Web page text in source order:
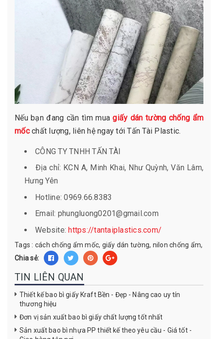
Nếu bạn đang cần tìm muagiấy dán tường chống ẩm
mốc chất lượng, liên hệ ngay tới Tấn Tài Plastic.
CÔNG TY TNHH TẤN TÀI
Địa chỉ: KCN A, Minh Khai, Như Quỳnh, Văn Lâm,
Hưng Yên
Hotline: 0969.66.8383
Email: phungluong0201@gmail.com
Website:https://tantaiplastics.com/
Tags : cách chống ẩm mốc, giấy dán tường, nilon chống ẩm,
Chia sẻ:
TIN LIÊN QUAN
Thiết kế bao bì giấy Kraft Bền - Đẹp - Nâng cao uy tín
thương hiệu
Đơn vị sản xuất bao bì giấy chất lượng tốt nhất
Sản xuất bao bì nhựa PP thiết kế theo yêu cầu - Giá tốt -